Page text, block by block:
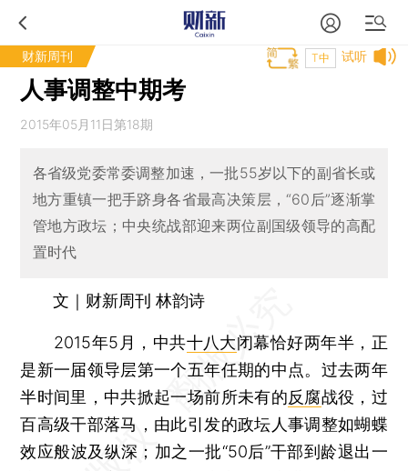
财新周刊 试听
T中
人事调整中期考
2015年05月11日第18期
各省级党委常委调整加速，一批55岁以下的副省长或
地方重镇一把手跻身各省最高决策层，“60后”逐渐掌
管地方政坛；中央统战部迎来两位副国级领导的高配
置时代
文｜财新周刊 林韵诗
2015年5月，中共十八大闭幕恰好两年半，正
是新一届领导层第一个五年任期的中点。过去两年
半时间里，中共掀起一场前所未有的反腐战役，过
百高级干部落马，由此引发的政坛人事调整如蝴蝶
效应般波及纵深；加之一批“50后”干部到龄退出一